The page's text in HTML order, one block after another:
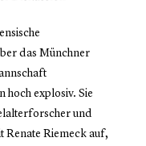
das Münchner
hoch explosiv. Sie
und
Renate Riemeck auf,